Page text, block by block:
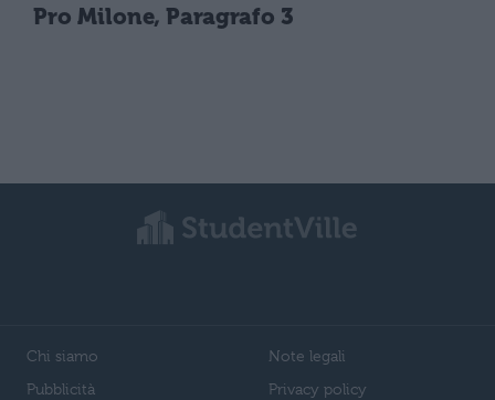
Pro Milone, Paragrafo 3
Chi siamo
Pubblicità
Note legali
Privacy policy